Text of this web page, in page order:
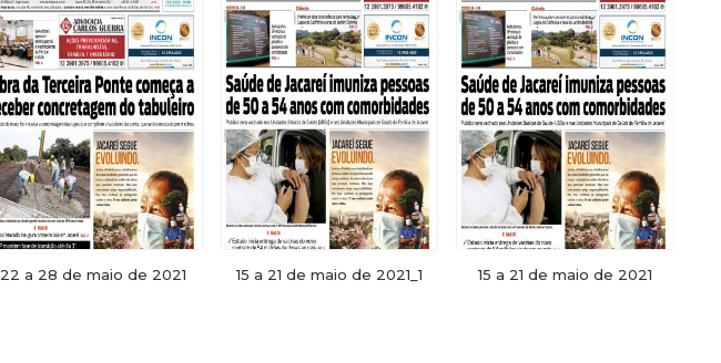
22 a 28 de maio de 2021 15 a 21 de maio de 2021_1 15 a 21 de maio de 2021